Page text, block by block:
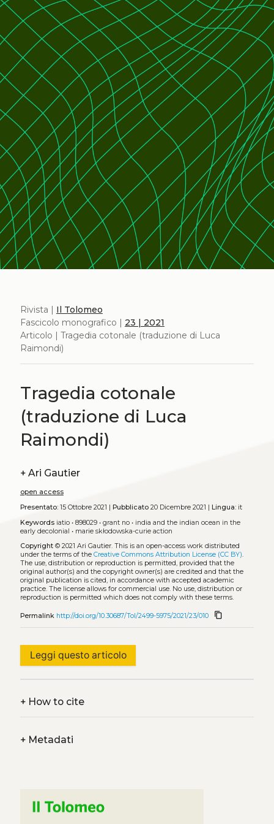
Rivista | Il Tolomeo
Fascicolo monografico | 23 | 2021
Articolo | Tragedia cotonale (traduzione di Luca
Raimondi)
Tragedia cotonale
(traduzione di Luca
Raimondi)
+ Ari Gautier
open access
Presentato:15 Ottobre 2021 | Pubblicato20 Dicembre 2021 | Lingua:it
Keywords iatio• 898029• grant no• india and the indian ocean in the
early decolonial • marie skłodowska-curie action
Copyright© 2021 Ari Gautier. This is an open-access work distributed
under the terms of the Creative Commons Attribution License (CC BY).
The use, distribution or reproduction is permitted, provided that the
original author(s) and the copyright owner(s) are credited and that the
original publication is cited, in accordance with accepted academic
practice. The license allows for commercial use. No use, distribution or
reproduction is permitted which does not comply with these terms.
Permalink http://doi.org/10.30687/Tol/2499-5975/2021/23/010 content_copy
Leggi questo articolo
+How to cite
+Metadati